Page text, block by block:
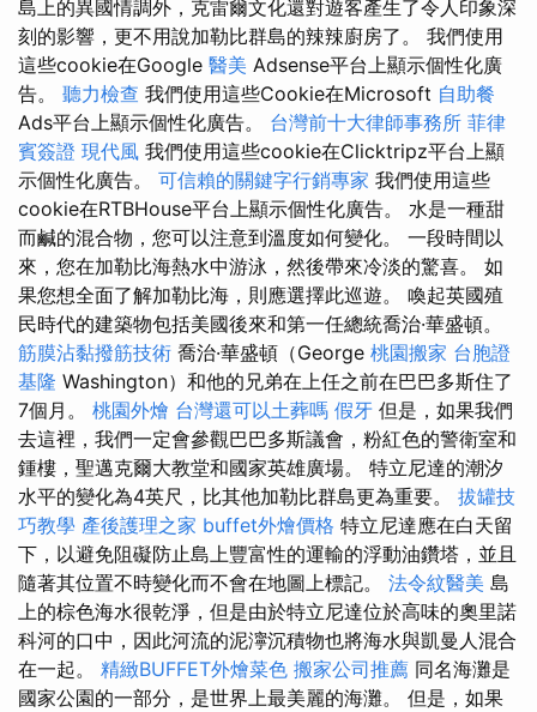
島上的異國情調外，克雷爾文化還對遊客產生了令人印象深
刻的影響，更不用說加勒比群島的辣辣廚房了。 我們使用
這些cookie在Google 醫美 Adsense平台上顯示個性化廣
告。 聽力檢查 我們使用這些Cookie在Microsoft 自助餐
Ads平台上顯示個性化廣告。 台灣前十大律師事務所 菲律
賓簽證 現代風 我們使用這些cookie在Clicktripz平台上顯
示個性化廣告。 可信賴的關鍵字行銷專家 我們使用這些
cookie在RTBHouse平台上顯示個性化廣告。 水是一種甜
而鹹的混合物，您可以注意到溫度如何變化。 一段時間以
來，您在加勒比海熱水中游泳，然後帶來冷淡的驚喜。 如
果您想全面了解加勒比海，則應選擇此巡遊。 喚起英國殖
民時代的建築物包括美國後來和第一任總統喬治·華盛頓。
筋膜沾黏撥筋技術 喬治·華盛頓（George 桃園搬家 台胞證
基隆 Washington）和他的兄弟在上任之前在巴巴多斯住了
7個月。 桃園外燴 台灣還可以土葬嗎 假牙 但是，如果我們
去這裡，我們一定會參觀巴巴多斯議會，粉紅色的警衛室和
鍾樓，聖邁克爾大教堂和國家英雄廣場。 特立尼達的潮汐
水平的變化為4英尺，比其他加勒比群島更為重要。 拔罐技
巧教學 產後護理之家 buffet外燴價格 特立尼達應在白天留
下，以避免阻礙防止島上豐富性的運輸的浮動油鑽塔，並且
隨著其位置不時變化而不會在地圖上標記。 法令紋醫美 島
上的棕色海水很乾淨，但是由於特立尼達位於高味的奧里諾
科河的口中，因此河流的泥濘沉積物也將海水與凱曼人混合
在一起。 精緻BUFFET外燴菜色 搬家公司推薦 同名海灘是
國家公園的一部分，是世界上最美麗的海灘。 但是，如果